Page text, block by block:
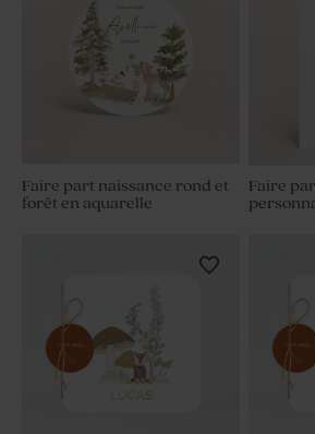
Faire
Faire part naissance rond et
forêt en aquarelle